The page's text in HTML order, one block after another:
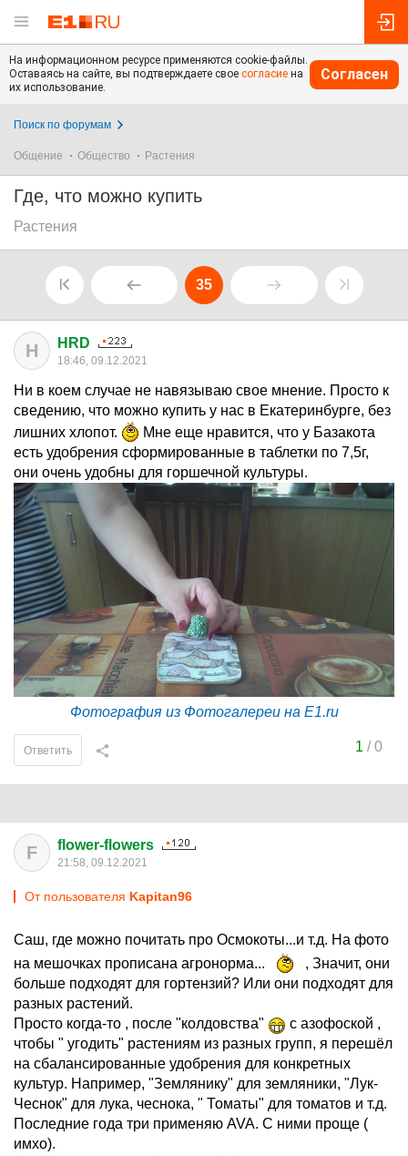
На информационном ресурсе применяются cookie-файлы.
Оставаясь на сайте, вы подтверждаете свое согласие на
их использование.
Согласен
Поиск по форумам
Общение Общество Растения
Где, что можно купить
Растения
35
H HRD
18:46, 09.12.2021
Ни в коем случае не навязываю свое мнение. Просто к
сведению, что можно купить у нас в Екатеринбурге, без
лишних хлопот.
Мне еще нравится, что у Базакота
есть удобрения сформированные в таблетки по 7,5г,
они очень удобны для горшечной культуры.
Фотография из Фотогалереи на E1.ru
1 /0
Ответить
F flower-flowers
21:58, 09.12.2021
От пользователя Kapitan96
Саш, где можно почитать про Осмокоты...и т.д. На фото
на мешочках прописана агронорма...
, Значит, они
больше подходят для гортензий? Или они подходят для
разных растений.
Просто когда-то , после "колдовства"
с азофоской ,
чтобы " угодить" растениям из разных групп, я перешёл
на сбалансированные удобрения для конкретных
культур. Например, "Землянику" для земляники, "Лук-
Чеснок" для лука, чеснока, " Томаты" для томатов и т.д.
Последние года три применяю AVA. С ними проще (
имхо).